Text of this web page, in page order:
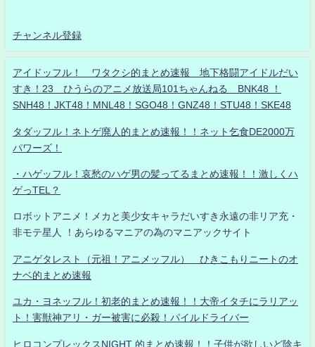
チャンネル登録
アイドッフル！ ワタクシ的まとめ速報 地下格闘アイドルだい
すき！23 ひうらのアニメ放送局101ちゃんねる BNK48 ！
SNH48！JKT48！MNL48！SGO48！GNZ48！STU48！SKE48
タダッフル！ネトゲ廃人的まとめ速報！！ネット乞食DE2000万
パワーズ！
・ハゲッフル！哀愁のハゲ男の髪ってるまとめ速報！！激しくハ
ゲっTEL？
ロボットアニメ！メカと美少女キャラだいすき永遠の非リア充・
非モテ星人 ！あらゆるマニアの為のマニアックサイト
アニゲタレスト（元祖！アニメッフル） ひきこもりニートのオ
ナベ的まとめ速報
ユカ・ヨネッフル！初老的まとめ速報！！大帝イタチにラリアッ
ト！害獣神アリ・ガー被害に必殺！パイルドライバー
ヒロコンプレックスNIGHT 的まとめ速報！！子供が欲しいど陰キ